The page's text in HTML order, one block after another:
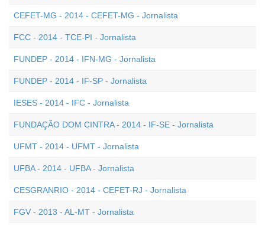
CEFET-MG - 2014 - CEFET-MG - Jornalista
FCC - 2014 - TCE-PI - Jornalista
FUNDEP - 2014 - IFN-MG - Jornalista
FUNDEP - 2014 - IF-SP - Jornalista
IESES - 2014 - IFC - Jornalista
FUNDAÇÃO DOM CINTRA - 2014 - IF-SE - Jornalista
UFMT - 2014 - UFMT - Jornalista
UFBA - 2014 - UFBA - Jornalista
CESGRANRIO - 2014 - CEFET-RJ - Jornalista
FGV - 2013 - AL-MT - Jornalista